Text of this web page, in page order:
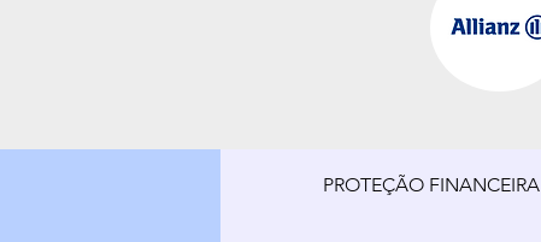
PROTEÇÃO FINANCEIRA